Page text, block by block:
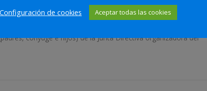
establecimientos.
cónyuge e hijos) de la Junta Directiva organizadora del
Configuración de cookies
Aceptar todas las cookies